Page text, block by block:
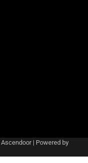
Ascendoor| Powered by